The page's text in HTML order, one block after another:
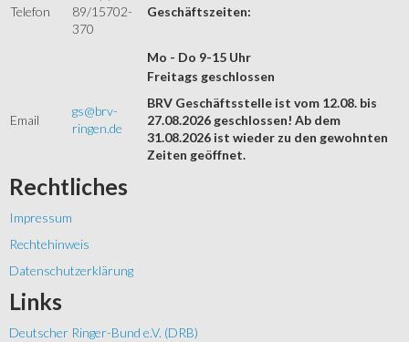
Telefon
89/15702-
370
Geschäftszeiten:
Mo - Do 9-15 Uhr
Email
gs@brv-
ringen.de
Freitags geschlossen
BRV Geschäftsstelle ist vom 12.08. bis
27.08.2026 geschlossen! Ab dem
31.08.2026 ist wieder zu den gewohnten
Zeiten geöffnet.
Rechtliches
Impressum
Rechtehinweis
Datenschutzerklärung
Links
Deutscher Ringer-Bund e.V. (DRB)